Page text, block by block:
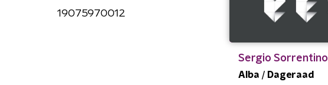
19075970012
Sergio Sorrentino
Alba / Dageraad